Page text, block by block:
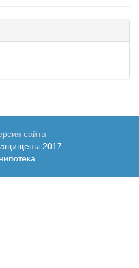
сайта
2017